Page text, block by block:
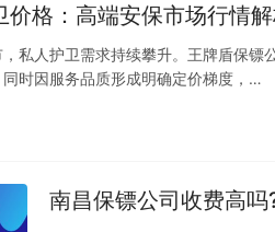
格：高端安保市场行情
私人护卫需求持续攀升。王牌盾保
时因服务品质形成明确定价梯度，…
南昌保镖公司收费高吗